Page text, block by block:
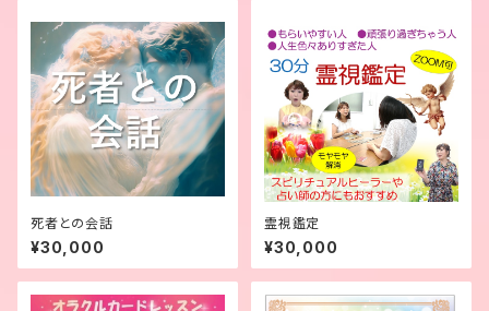
死者との会話
¥30,000
霊視鑑定
¥30,000